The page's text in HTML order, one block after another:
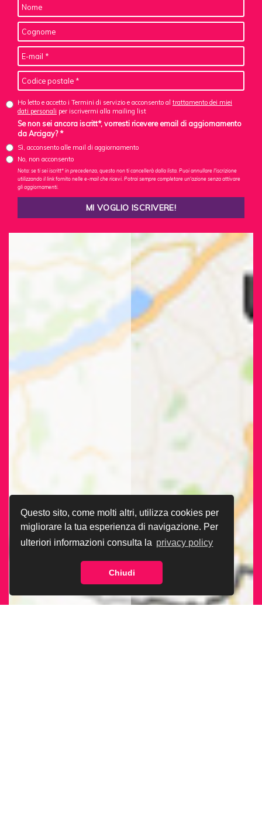
Questo sito, come molti altri, utilizza cookies per
migliorare la tua esperienza di navigazione. Per
ulteriori informazioni consulta la privacy policy
Chiudi
Ho letto e accetto i Termini di servizio e acconsento al trattamento dei miei
dati personali per iscrivermi alla mailing list
Se non sei ancora iscritt*, vorresti ricevere email di aggiornamento
da Arcigay? *
Sì, acconsento alle mail di aggiornamento
No, non acconsento
Nota: se ti sei iscritt* in precedenza, questo non ti cancellerà dalla lista. Puoi annullare l'iscrizione
utilizzando il link fornito nelle e-mail che ricevi. Potrai sempre completare un'azione senza attivare
gli aggiornamenti.